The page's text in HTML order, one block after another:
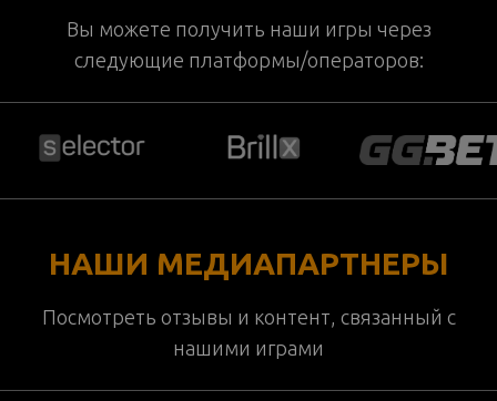
Вы можете получить наши игры через
следующие платформы/операторов:
НАШИ МЕДИАПАРТНЕРЫ
Посмотреть отзывы и контент, связанный с
нашими играми